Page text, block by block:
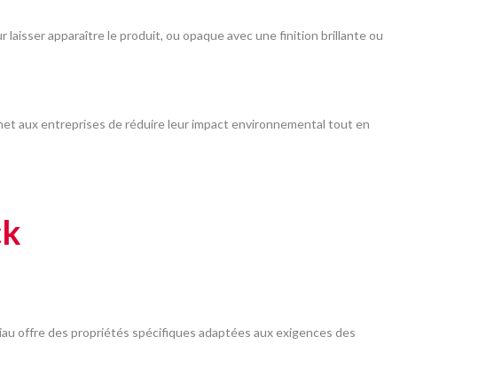
apparaître le produit, ou opaque avec une finition brillante ou
aux entreprises de réduire leur impact environnemental tout en
offre des propriétés spécifiques adaptées aux exigences des